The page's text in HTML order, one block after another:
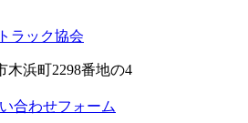
木浜町2298番地の4
合わせフォーム